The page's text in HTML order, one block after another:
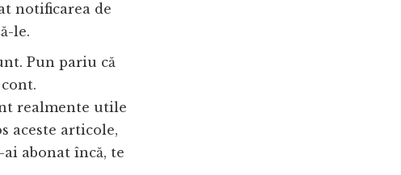
notificarea de
le.
Pun pariu că
realmente utile
aceste articole,
ai abonat încă, te